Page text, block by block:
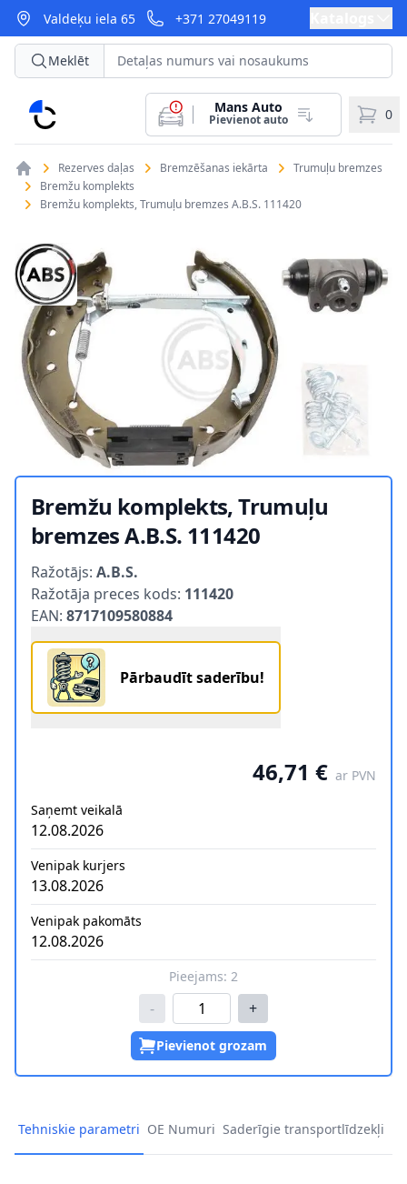
Valdeķu iela 65 +371 27049119
CarParts
Meklēt
Mans Auto
Pievienot auto 0
Rezerves daļas Bremzēšanas iekārta
Trumuļu bremzes
Bremžu komplekts
Bremžu komplekts, Trumuļu bremzes A.B.S. 111420
Bremžu komplekts, Trumuļu
bremzes A.B.S. 111420
Ražotājs: A.B.S.
Ražotāja preces kods: 111420
EAN: 8717109580884
Pārbaudīt saderību!
46,71 € ar PVN
Saņemt veikalā
12.08.2026
Venipak kurjers
13.08.2026
Venipak pakomāts
12.08.2026
Pieejams: 2
- +
Pievienot grozam
Tehniskie parametri OE Numuri Saderīgie transportlīdzekļi